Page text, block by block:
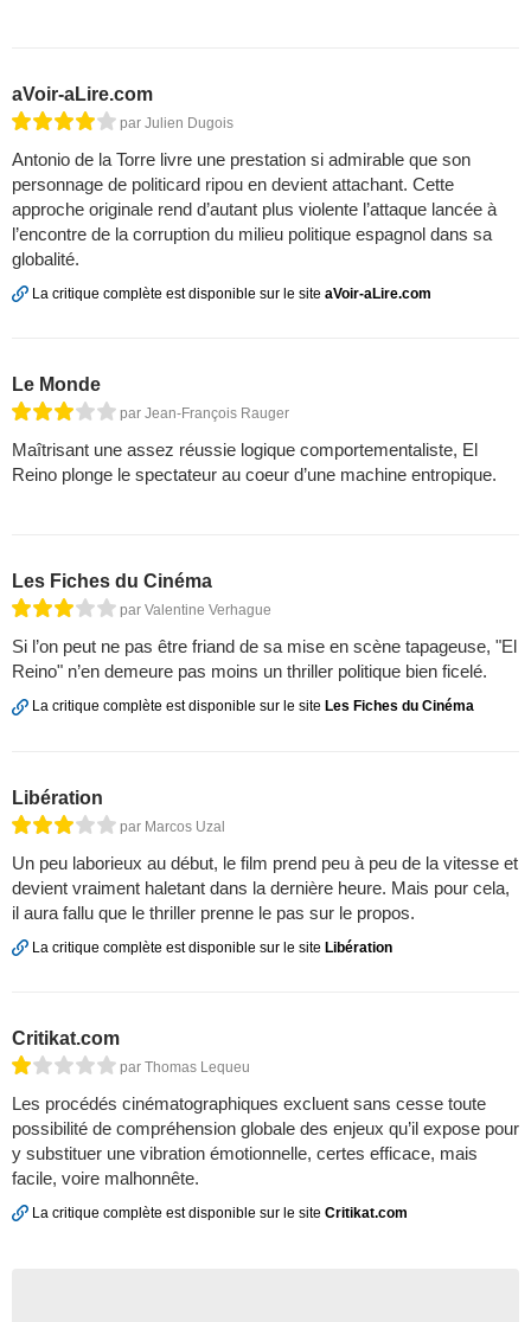
aVoir-aLire.com
par Julien Dugois
Antonio de la Torre livre une prestation si admirable que son
personnage de politicard ripou en devient attachant. Cette
approche originale rend d’autant plus violente l’attaque lancée à
l’encontre de la corruption du milieu politique espagnol dans sa
globalité.
La critique complète est disponible sur le site aVoir-aLire.com
Le Monde
par Jean-François Rauger
Maîtrisant une assez réussie logique comportementaliste, El
Reino plonge le spectateur au coeur d’une machine entropique.
Les Fiches du Cinéma
par Valentine Verhague
Si l’on peut ne pas être friand de sa mise en scène tapageuse, "El
Reino" n’en demeure pas moins un thriller politique bien ficelé.
La critique complète est disponible sur le site Les Fiches du Cinéma
Libération
par Marcos Uzal
Un peu laborieux au début, le film prend peu à peu de la vitesse et
devient vraiment haletant dans la dernière heure. Mais pour cela,
il aura fallu que le thriller prenne le pas sur le propos.
La critique complète est disponible sur le site Libération
Critikat.com
par Thomas Lequeu
Les procédés cinématographiques excluent sans cesse toute
possibilité de compréhension globale des enjeux qu’il expose pour
y substituer une vibration émotionnelle, certes efficace, mais
facile, voire malhonnête.
La critique complète est disponible sur le site Critikat.com